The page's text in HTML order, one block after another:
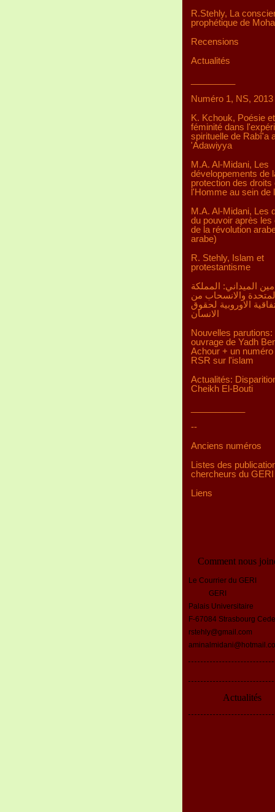
R.Stehly, La
prophétique de
Recensions
Actualités
Numéro 1, NS, 2013
K. Kchouk, Poésie et
féminité dans
spirituelle de Rabî'a
'Adawiyya
M.A. Al-Midani, Les
développements de
protection des droits
l'Homme au sein de
M.A. Al-Midani, Les
du pouvoir après les
de la révolution
arabe)
R. Stehly, Islam et
protestantisme
الميداني: المملكة
والانسحاب من
الاوروبية لحقوق
الانسان
Nouvelles parutions:
ouvrage de Yadh
Achour + un numéro
RSR sur l'islam
Actualités:
Cheikh El-Bouti
--
Anciens numéros
Listes des
chercheurs du GERI
Liens
Comment nous
Le Courrier du GERI
GERI
Palais Universitaire
F-67084 Strasbourg
rstehly@gmail.com
Actualités